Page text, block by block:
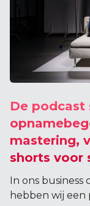
De podcast
mastering,
shorts voor
In ons
hebben wij een